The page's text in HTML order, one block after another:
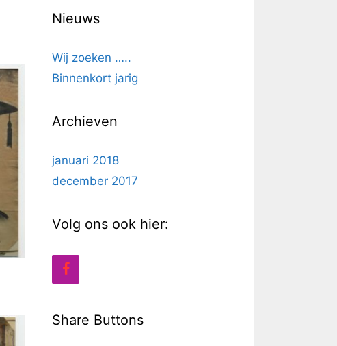
Nieuws
Wij zoeken …..
Binnenkort jarig
Archieven
januari 2018
december 2017
Volg ons ook hier:
Share Buttons